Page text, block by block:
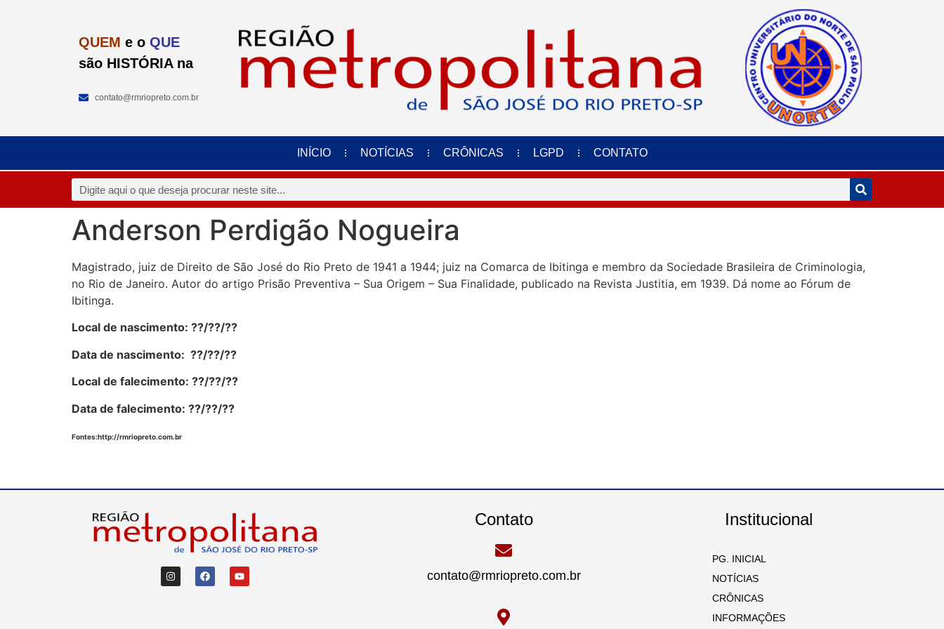
QUEM e o QUE
são HISTÓRIA na
contato@rmriopreto.com.br
INÍCIO NOTÍCIAS CRÔNICAS LGPD CONTATO
Anderson Perdigão Nogueira
Magistrado, juiz de Direito de São José do Rio Preto de 1941 a 1944; juiz na Comarca de Ibitinga e membro da Sociedade Brasileira de Criminologia,
no Rio de Janeiro. Autor do artigo Prisão Preventiva – Sua Origem – Sua Finalidade, publicado na Revista Justitia, em 1939. Dá nome ao Fórum de
Ibitinga.
Local de nascimento: ??/??/??
Data de nascimento: ??/??/??
Local de falecimento: ??/??/??
Data de falecimento: ??/??/??
Fontes:http://rmriopreto.com.br
Contato
contato@rmriopreto.com.br
Institucional
PG. INICIAL
NOTÍCIAS
CRÔNICAS
INFORMAÇÕES